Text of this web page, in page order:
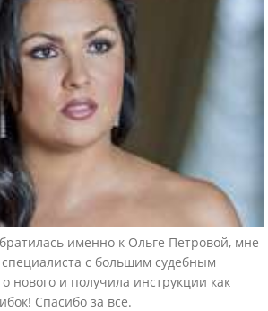
именно к Ольге Петровой, мне
специалиста с большим судебным
нового и получила инструкции как
Спасибо за все.